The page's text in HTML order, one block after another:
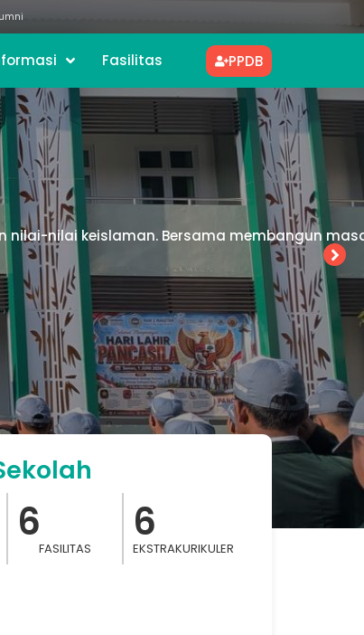
Fasilitas PPDB
unggul, inovatif , dan berwawasan global
6
FASILITAS
6
EKSTRAKURIKULER